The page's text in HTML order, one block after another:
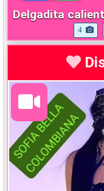
Delgadita
4